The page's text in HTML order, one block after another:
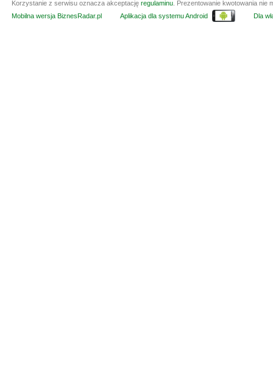
Korzystanie z serwisu oznacza akceptację regulaminu . Prezentowanie kwotowania
Mobilna wersja BiznesRadar.pl
Aplikacja dla systemu Android Dla